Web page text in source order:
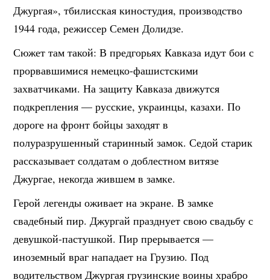
Джургая», тбилисская киностудия, производство
1944 года, режиссер Семен Долидзе.
Сюжет там такой: В предгорьях Кавказа идут бои с
прорвавшимися немецко-фашистскими
захватчиками. На защиту Кавказа движутся
подкрепления — русские, украинцы, казахи. По
дороге на фронт бойцы заходят в
полуразрушенный старинный замок. Седой старик
рассказывает солдатам о доблестном витязе
Джургае, некогда жившем в замке.
Герой легенды оживает на экране. В замке
свадебный пир. Джургай празднует свою свадьбу с
девушкой-пастушкой. Пир прерывается —
иноземный враг нападает на Грузию. Под
водительством Джургая грузинские воины храбро